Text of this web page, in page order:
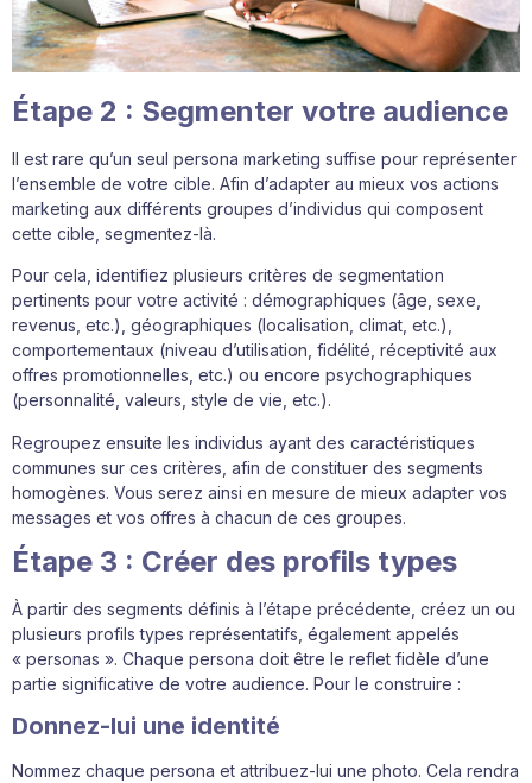
Étape 2 : Segmenter votre audience
Il est rare qu’un seul persona marketing suffise pour représenter
l’ensemble de votre cible. Afin d’adapter au mieux vos actions
marketing aux différents groupes d’individus qui composent
cette cible, segmentez-là.
Pour cela, identifiez plusieurs critères de segmentation
pertinents pour votre activité : démographiques (âge, sexe,
revenus, etc.), géographiques (localisation, climat, etc.),
comportementaux (niveau d’utilisation, fidélité, réceptivité aux
offres promotionnelles, etc.) ou encore psychographiques
(personnalité, valeurs, style de vie, etc.).
Regroupez ensuite les individus ayant des caractéristiques
communes sur ces critères, afin de constituer des segments
homogènes. Vous serez ainsi en mesure de mieux adapter vos
messages et vos offres à chacun de ces groupes.
Étape 3 : Créer des profils types
À partir des segments définis à l’étape précédente, créez un ou
plusieurs profils types représentatifs, également appelés
« personas ». Chaque persona doit être le reflet fidèle d’une
partie significative de votre audience. Pour le construire :
Donnez-lui une identité
Nommez chaque persona et attribuez-lui une photo. Cela rendra